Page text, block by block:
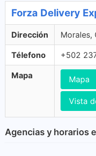
Forza Delivery
Dirección Morales,
Télefono +502
Mapa Mapa
Vista
Agencias y horarios